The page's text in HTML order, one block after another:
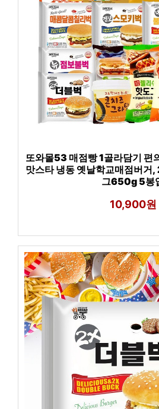
또와몰53 매점빵 1골라담기 편
맛스타 냉동 옛날학교매점버거
그650g 5봉
10,900원